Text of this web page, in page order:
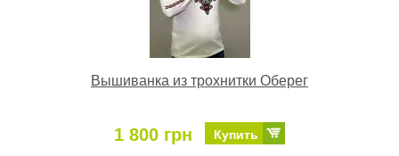
Вышиванка из трохнитки Оберег
1 800 грн Купить